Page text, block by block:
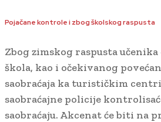
Pojačane kontrole i zbog školskog raspusta
Zbog zimskog raspusta
škola, kao i očekivanog
saobraćaja ka turističkim
saobraćajne policije
saobraćaju. Akcenat će biti na